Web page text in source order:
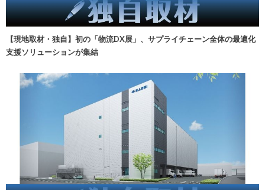
【現地取材・独自】初の「物流DX展」、サプライチェーン全体の最適化
支援ソリューションが集結